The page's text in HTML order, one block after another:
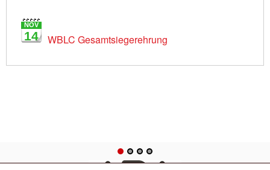
NOV
14 WBLC Gesamtsiegerehrung